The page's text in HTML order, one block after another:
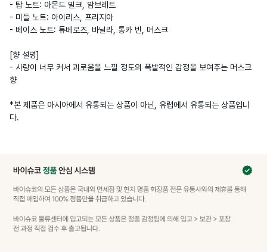
- 탑 노트: 아몬드 밀크, 암브레트
- 미들 노트: 아이리스, 프리지아
- 베이스 노트: 튜베로즈, 바닐라, 통카 빈, 머스크
[향 설명]
- 사랑이 너무 커서 괴로움을 느낄 정도의 폭발적인 감정을 보여주는 머스크
향
*본 제품은 아시아에서 유통되는 상품이 아닌, 유럽에서 유통되는 상품입니